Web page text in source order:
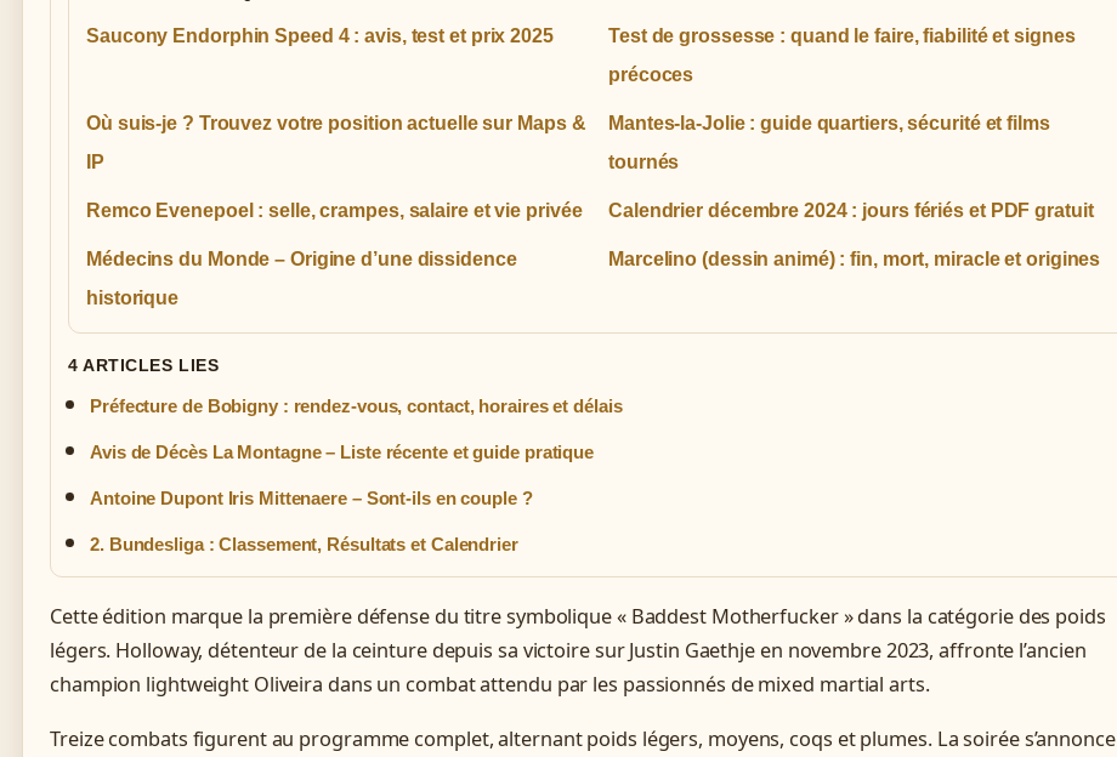
Saucony Endorphin Speed 4 : avis, test et prix 2025
Test de grossesse : quand le faire, fiabilité et signes
précoces
Où suis-je ? Trouvez votre position actuelle sur Maps &
IP
Mantes-la-Jolie : guide quartiers, sécurité et films
tournés
Remco Evenepoel : selle, crampes, salaire et vie privée Calendrier décembre 2024 : jours fériés et PDF gratuit
Médecins du Monde – Origine d’une dissidence
historique
Marcelino (dessin animé) : fin, mort, miracle et origines
4 ARTICLES LIES
Préfecture de Bobigny : rendez-vous, contact, horaires et délais
Avis de Décès La Montagne – Liste récente et guide pratique
Antoine Dupont Iris Mittenaere – Sont-ils en couple ?
2. Bundesliga : Classement, Résultats et Calendrier
Cette édition marque la première défense du titre symbolique « Baddest Motherfucker » dans la catégorie des poids
légers. Holloway, détenteur de la ceinture depuis sa victoire sur Justin Gaethje en novembre 2023, affronte l’ancien
champion lightweight Oliveira dans un combat attendu par les passionnés de mixed martial arts.
Treize combats figurent au programme complet, alternant poids légers, moyens, coqs et plumes. La soirée s’annonce